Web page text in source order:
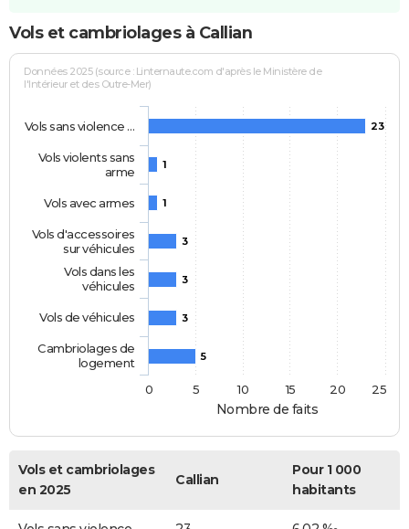
Vols et cambriolages à Callian
Nombre de faits
Données 2025 (source : Linternaute.com d'après le Ministère de
l'Intérieur et des Outre-Mer)
23
1
1
3
3
3
5
Vols sans violence …
Vols violents sans
arme
Vols avec armes
Vols d'accessoires
sur véhicules
Vols dans les
véhicules
Vols de véhicules
Cambriolages de
logement
0
5 10 15 20 25
Vols et cambriolages
en 2025
Callian
Pour 1 000
habitants